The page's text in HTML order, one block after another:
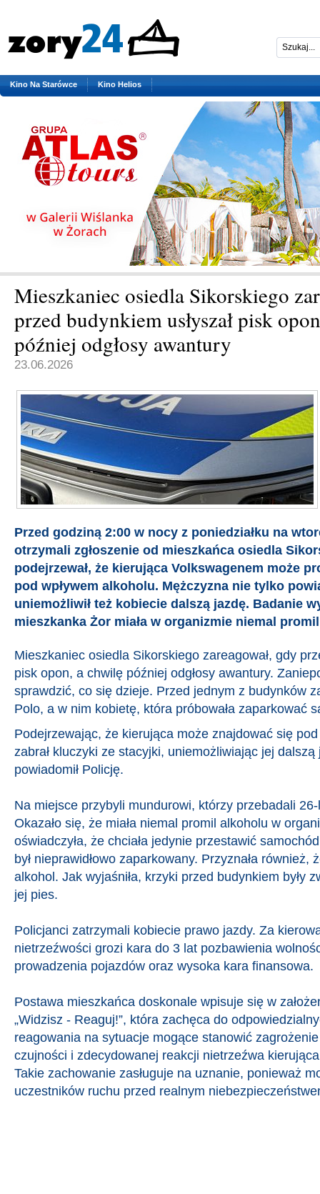
Kino Na Starówce Kino Helios
Mieszkaniec osiedla Sikorskiego
przed budynkiem usłyszał pisk
później odgłosy awantury
23.06.2026
Przed godziną 2:00 w nocy z poniedziałku na
otrzymali zgłoszenie od mieszkańca osiedla
podejrzewał, że kierująca Volkswagenem może
pod wpływem alkoholu. Mężczyzna nie tylko
uniemożliwił też kobiecie dalszą jazdę. Badanie
mieszkanka Żor miała w organizmie niemal
Mieszkaniec osiedla Sikorskiego zareagował, gdy
pisk opon, a chwilę później odgłosy awantury.
sprawdzić, co się dzieje. Przed jednym z budynków
Polo, a w nim kobietę, która próbowała zaparkować
Podejrzewając, że kierująca może znajdować się
zabrał kluczyki ze stacyjki, uniemożliwiając jej
powiadomił Policję.
Na miejsce przybyli mundurowi, którzy przebadali
Okazało się, że miała niemal promil alkoholu w
oświadczyła, że chciała jedynie przestawić
był nieprawidłowo zaparkowany. Przyznała również,
alkohol. Jak wyjaśniła, krzyki przed budynkiem były
jej pies.
Policjanci zatrzymali kobiecie prawo jazdy. Za
nietrzeźwości grozi kara do 3 lat pozbawienia
prowadzenia pojazdów oraz wysoka kara finansowa.
Postawa mieszkańca doskonale wpisuje się w
„Widzisz - Reaguj!”, która zachęca do
reagowania na sytuacje mogące stanowić
czujności i zdecydowanej reakcji nietrzeźwa
Takie zachowanie zasługuje na uznanie, ponieważ
uczestników ruchu przed realnym